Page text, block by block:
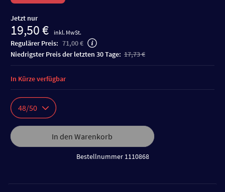
Jetzt nur
19,50 € inkl. MwSt.
Regulärer Preis: 71,00 €
niedrigster Preis der letzten 30 Tage: 17,73 €
48/50
In den Warenkorb
Bestellnummer 1110868
In Kürze verfügbar